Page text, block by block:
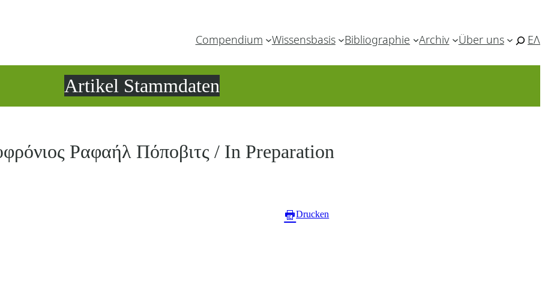
Compendium Wissensbasis Bibliographie Archiv Über uns ΕΛ
Artikel Stammdaten
Ραφαήλ Πόποβιτς / In Preparation
Drucken